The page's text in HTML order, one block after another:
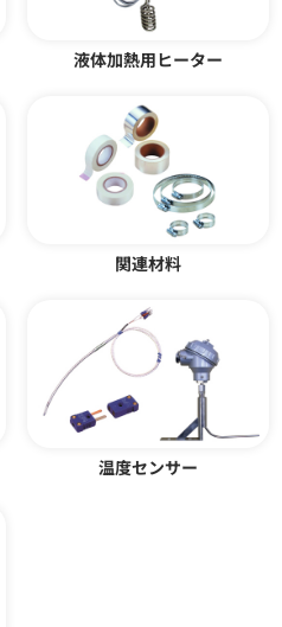
液体加熱用カートリッジヒータ
カートリッジヒーター CNS型
CHS型
カタログダウンロード
液体加熱用ヒーター
関連材料
温度センサー